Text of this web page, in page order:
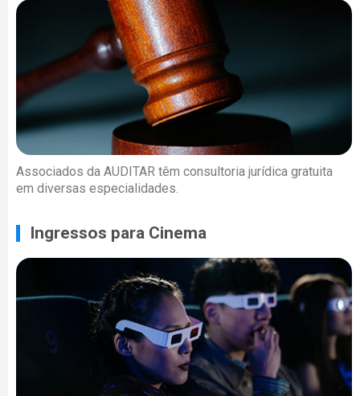
Associados da AUDITAR têm consultoria jurídica gratuita
em diversas especialidades.
Ingressos para Cinema